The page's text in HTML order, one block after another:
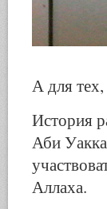
А для
История
Аби
Аллаха.